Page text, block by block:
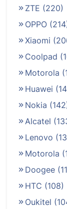
ZTE (220)
OPPO
Xiaomi
Coolpad
Motorola
Huawei
Nokia
Alcatel
Lenovo
Motorola
Doogee
HTC (108)
Oukitel